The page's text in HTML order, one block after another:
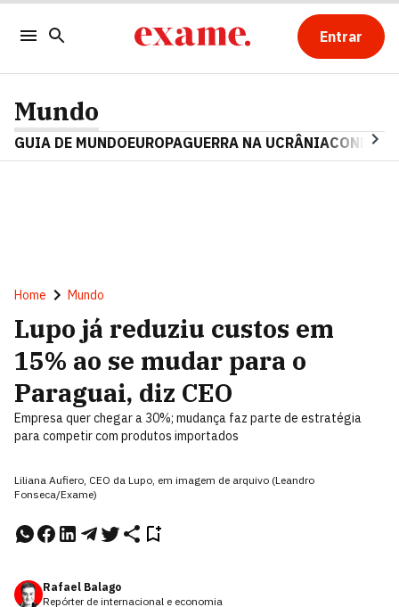
Entrar
Mundo
GUIA DE MUNDOEUROPAGUERRA NA UCRÂNIA
Home Mundo
Lupo já reduziu custos em
15% ao se mudar para o
Paraguai, diz CEO
Empresa quer chegar a 30%; mudança faz parte de estratégia
para competir com produtos importados
Liliana Aufiero, CEO da Lupo, em imagem de arquivo (Leandro
Fonseca/Exame)
Rafael Balago
Repórter de internacional e economia